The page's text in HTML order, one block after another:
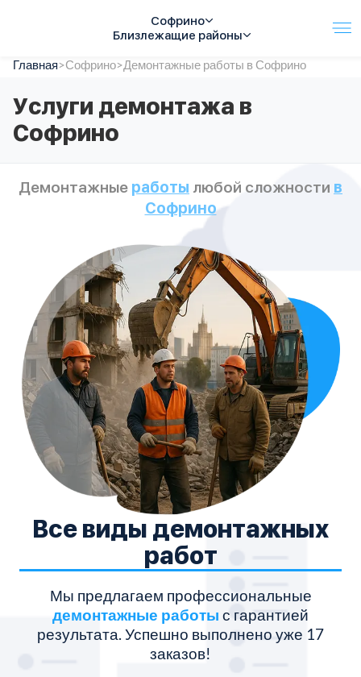
Софрино
Близлежащие районы
Услуги
Автопарк
Тарифы
Акции
Контакты
Главная>Софрино>Демонтажные работы в Софрино
Услуги демонтажа в
Софрино
Демонтажные работы любой сложности в
Софрино
Все виды демонтажных
работ
Мы предлагаем профессиональные
демонтажные работы с гарантией
результата. Успешно выполнено уже 17
заказов!